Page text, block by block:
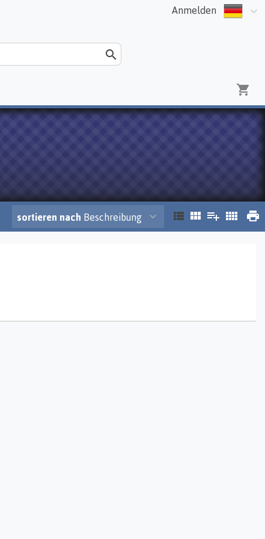
Anmelden
sortieren nach Beschreibung